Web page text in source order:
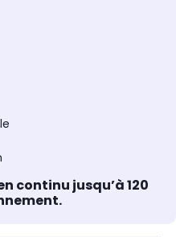
continu jusqu’à 120